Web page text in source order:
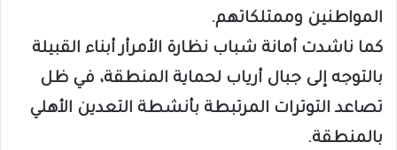
المواطنين وممتلكاتهم.
كما ناشدت أمانة شباب نظارة الأمرأر أبناء القبيلة
بالتوجه إلى جبال أرياب لحماية المنطقة، في ظل
تصاعد التوترات المرتبطة بأنشطة التعدين الأهلي
بالمنطقة.